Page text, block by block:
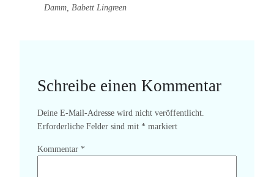
Damm, Babett Lingreen
Schreibe einen Kommentar
Deine E-Mail-Adresse wird nicht veröffentlicht.
Erforderliche Felder sind mit * markiert
Kommentar *